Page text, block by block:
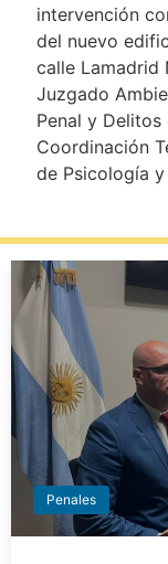
intervención
del nuevo
calle Lamadrid
Juzgado
Penal y
Coordinación
de Psicología
Penales